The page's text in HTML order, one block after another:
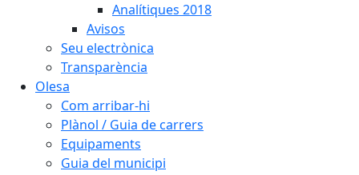
Analítiques 2018
Avisos
Seu electrònica
Transparència
Olesa
Com arribar-hi
Plànol / Guia de carrers
Equipaments
Guia del municipi